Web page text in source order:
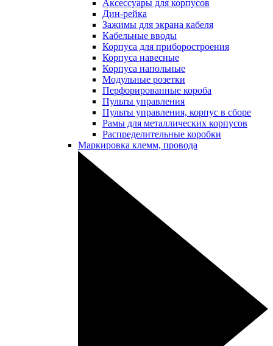
Аксессуары для корпусов
Дин-рейка
Зажимы для экрана кабеля
Кабельные вводы
Корпуса для приборостроения
Корпуса навесные
Корпуса напольные
Модульные розетки
Перфорированные короба
Пульты управления
Пульты управления, корпус в сборе
Рамы для металлических корпусов
Распределительные коробки
Маркировка клемм, провода